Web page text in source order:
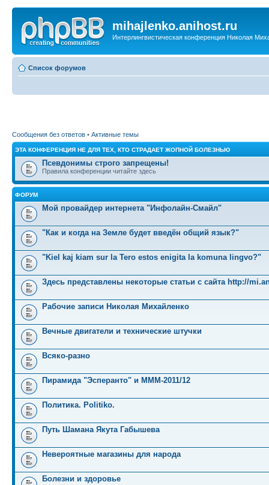
mihajlenko.anihost.ru
Интерлингвистическая конференция Николая
Список форумов
Сообщения без ответов • Активные темы
ЭТА КОНФЕРЕНЦИЯ НЕ ДЛЯ ТЕХ, КТО СТРАДАЕТ ЖОПНОЙ БОЛЕЗНЬЮ
Псевдонимы строго запрещены!
Правила конференции читайте здесь
ФОРУМ
Мой провайдер интернета "Инфолайн-Смайл"
"Как и когда на Земле будет введён общий язык?"
"Kiel kaj kiam sur la Tero estos enigita la komuna lingvo?"
Здесь представлены некоторые статьи с сайта http://
Рабочие записи Николая Михайленко
Вечные двигатели и технические штучки
Всяко-разно
Пирамида "Эсперанто" и MMM-2011/12
Политика. Politiko.
Путь Шамана Якута Габышева
Невероятные магазины для народа
Болезни и здоровье